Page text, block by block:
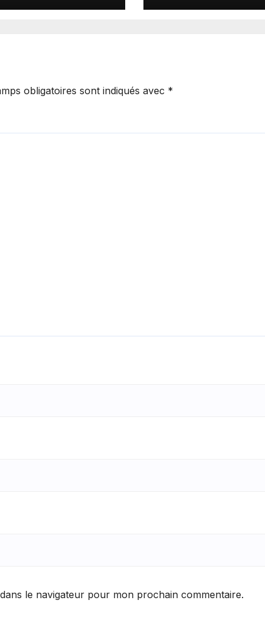
lors du
responsabilités
obligatoires sont indiqués avec *
le navigateur pour mon prochain commentaire.